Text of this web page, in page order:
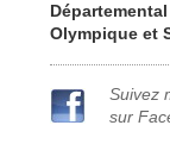
Départemental
Olympique et
Suivez
sur